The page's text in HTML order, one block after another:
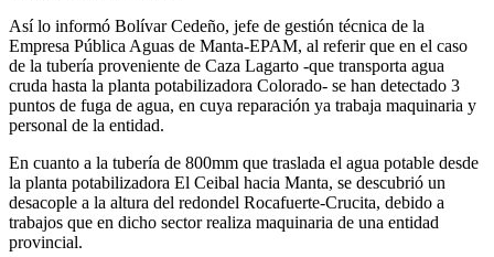
Así lo informó Bolívar Cedeño, jefe de gestión técnica de la
Empresa Pública Aguas de Manta-EPAM, al referir que en el caso
de la tubería proveniente de Caza Lagarto -que transporta agua
cruda hasta la planta potabilizadora Colorado- se han detectado 3
puntos de fuga de agua, en cuya reparación ya trabaja maquinaria y
personal de la entidad.
En cuanto a la tubería de 800mm que traslada el agua potable desde
la planta potabilizadora El Ceibal hacia Manta, se descubrió un
desacople a la altura del redondel Rocafuerte-Crucita, debido a
trabajos que en dicho sector realiza maquinaria de una entidad
provincial.